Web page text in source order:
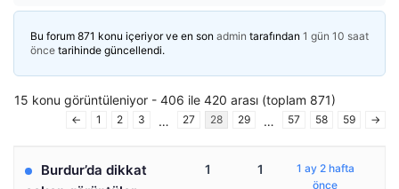
Bu forum 871 konu içeriyor ve en son admin tarafından 1 gün 10 saat
önce tarihinde güncellendi.
15 konu görüntüleniyor - 406 ile 420 arası (toplam 871)
← 1 2 3 … 27 28 29 … 57 58 59 →
Burdur’da dikkat
1 1
1 ay 2 hafta
önce